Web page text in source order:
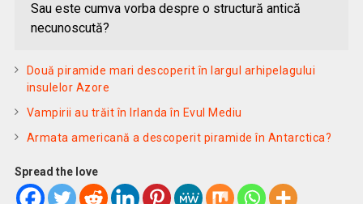
Sau este cumva vorba despre o structură antică
necunoscută?
Două piramide mari descoperit în largul arhipelagului
insulelor Azore
Vampirii au trăit în Irlanda în Evul Mediu
Armata americană a descoperit piramide în Antarctica?
Spread the love